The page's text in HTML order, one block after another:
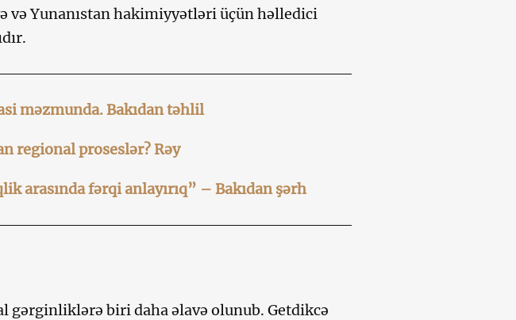
və Yunanıstan hakimiyyətləri üçün həlledici
məzmunda. Bakıdan təhlil
regional proseslər? Rəy
arasında fərqi anlayırıq” – Bakıdan şərh
gərginliklərə biri daha əlavə olunub. Getdikcə